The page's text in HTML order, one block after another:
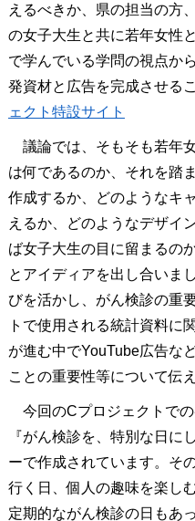
えるべきか、県の担当の方
の女子大生と共に若年女性
で学んでいる学問の視点か
発資材と広告を完成させる
ェクト特設サイト
議論では、そもそも若年
は何であるのか、それを踏
作成するか、どのようなキ
えるか、どのようなデザイ
ば女子大生の目に留まるの
とアイディアを出し合いま
びを活かし、がん検診の重
トで使用される統計資料に
が進む中でYouTube広告な
ことの重要性等について伝
今回のCプロジェクトで
『がん検診を、特別な日に
ーで作成されています。そ
行く日、個人の趣味を楽し
定期的ながん検診の日もあ